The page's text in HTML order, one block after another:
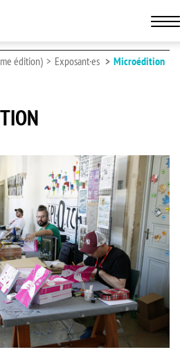
édition) Exposant·es Microédition